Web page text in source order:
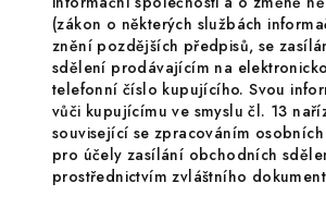
(zákon o některých službách
znění pozdějších předpisů, se
sdělení prodávajícím na
telefonní číslo kupujícího. Svou
vůči kupujícímu ve smyslu čl. 13
související se zpracováním
pro účely zasílání obchodních
prostřednictvím zvláštního